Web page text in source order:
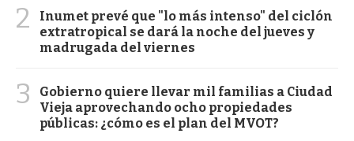
2
Inumet prevé que "lo más intenso" del ciclón
extratropical se dará la noche del jueves y
madrugada del viernes
3
Gobierno quiere llevar mil familias a Ciudad
Vieja aprovechando ocho propiedades
públicas: ¿cómo es el plan del MVOT?